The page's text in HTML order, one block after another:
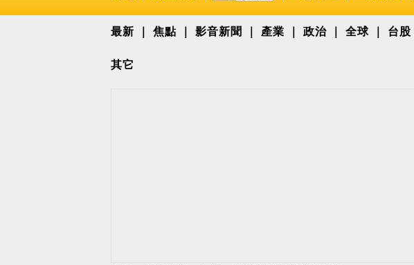
最新 焦點 影音新聞 產業 政治 全球 台股
其它